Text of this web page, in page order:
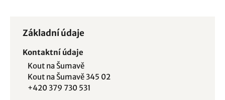
Základní údaje
Kontaktní údaje
Kout na Šumavě
Kout na Šumavě 345 02
+420 379 730 531